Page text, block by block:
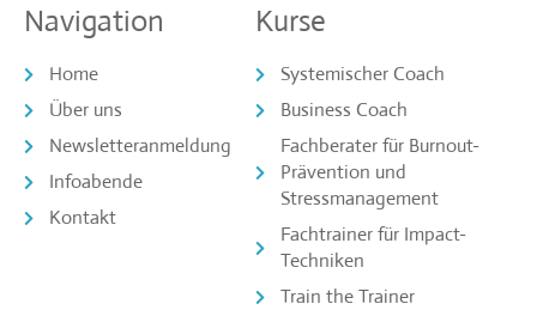
Navigation
Home
Über uns
Newsletteranmeldung
Infoabende
Kontakt
Kurse
Systemischer Coach
Business Coach
Fachberater für Burnout-
Prävention und
Stressmanagement
Fachtrainer für Impact-
Techniken
Train the Trainer